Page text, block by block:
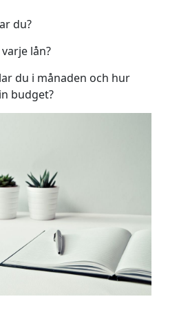
du?
lån?
du i månaden och hur
budget?